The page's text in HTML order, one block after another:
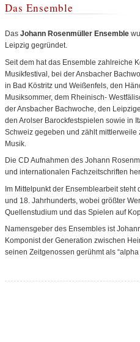
Das Ensemble
Das Johann Rosenmüller Ensemble
Leipzig gegründet.
Seit dem hat das Ensemble zahlreiche
Musikfestival, bei der Ansbacher
in Bad Köstritz und Weißenfels, den
Musiksommer, dem Rheinisch-
der Ansbacher Bachwoche, den
den Arolser Barockfestspielen sowie in
Schweiz gegeben und zählt
Musik.
Die CD Aufnahmen des Johann
und internationalen Fachzeitschriften
Im Mittelpunkt der Ensemblearbeit steht
und 18. Jahrhunderts, wobei größter
Quellenstudium und das Spielen auf
Namensgeber des Ensembles ist
Komponist der Generation zwischen
seinen Zeitgenossen gerühmt als